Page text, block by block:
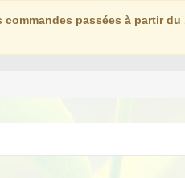
passées à partir